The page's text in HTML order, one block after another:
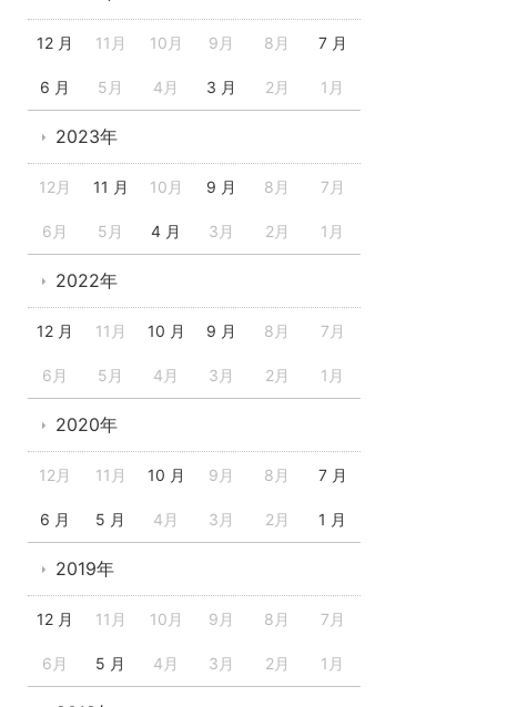
12 月 11月 10月 9月 8月 7 月
6 月 5月 4月 3 月 2月 1月
2023年
12月 11 月 10月 9 月 8月 7月
6月 5月 4 月 3月 2月 1月
2022年
12 月 11月 10 月 9 月 8月 7月
6月 5月 4月 3月 2月 1月
2020年
12月 11月 10 月 9月 8月 7 月
6 月 5 月 4月 3月 2月 1 月
2019年
12 月 11月 10月 9月 8月 7月
6月 5 月 4月 3月 2月 1月